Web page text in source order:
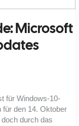
Microsoft
für Windows-10-
für den 14. Oktober
durch das